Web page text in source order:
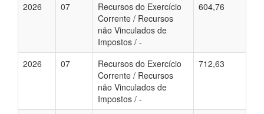
2026
07
Recursos do Exercício
Corrente / Recursos
não Vinculados de
Impostos / -
604,76
2026 07
Recursos do Exercício
Corrente / Recursos
não Vinculados de
Impostos / -
712,63